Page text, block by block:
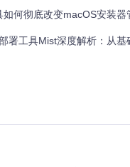
何彻底改变macOS安装器
署工具Mist深度解析：从基